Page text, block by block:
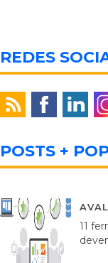
REDES
POSTS +
11